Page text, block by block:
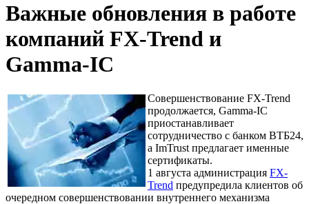
Важные обновления в работе
компаний FX-Trend и
Gamma-IC
Совершенствование FX-Trend
продолжается, Gamma-IC
приостанавливает
сотрудничество с банком ВТБ24,
а ImTrust предлагает именные
сертификаты.
1 августа администрация FX-
Trend предупредила клиентов об
очередном совершенствовании внутреннего механизма